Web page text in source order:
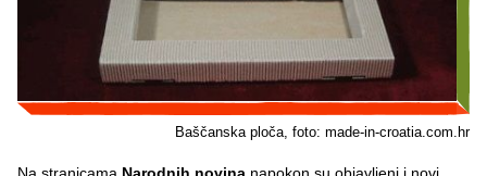
Baščanska ploča, foto: made-in-croatia.com.hr